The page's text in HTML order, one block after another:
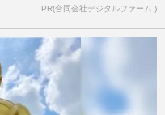
PR(合同会社デジタルファーム )